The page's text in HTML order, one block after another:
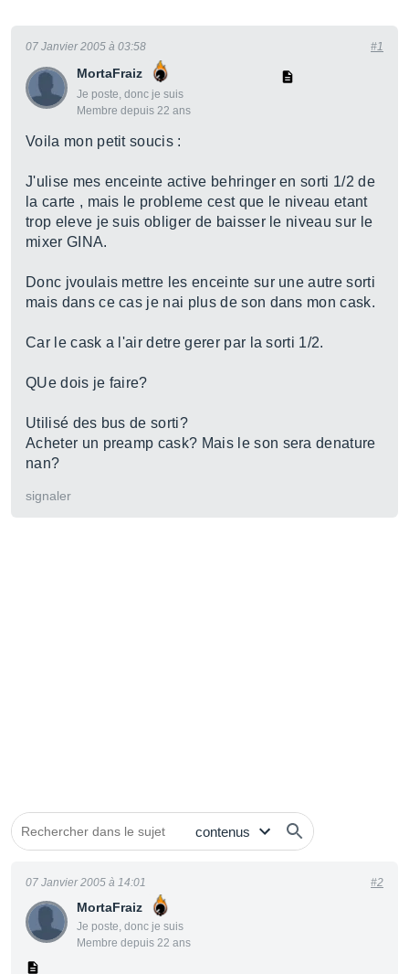
MortaFraiz
Je poste, donc je suis
Membre depuis 22 ans
07 Janvier 2005 à 03:58 #1
Voila mon petit soucis :
J'ulise mes enceinte active behringer en sorti 1/2 de
la carte , mais le probleme cest que le niveau etant
trop eleve je suis obliger de baisser le niveau sur le
mixer GINA.
Donc jvoulais mettre les enceinte sur une autre sorti
mais dans ce cas je nai plus de son dans mon cask.
Car le cask a l'air detre gerer par la sorti 1/2.
QUe dois je faire?
Utilisé des bus de sorti?
Acheter un preamp cask? Mais le son sera denature
nan?
signaler
MortaFraiz
Je poste, donc je suis
Membre depuis 22 ans
07 Janvier 2005 à 14:01 #2